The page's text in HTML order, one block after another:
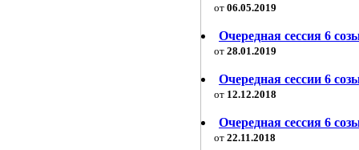
от 06.05.2019
Очередная сессия 6
от 28.01.2019
Очередная сессии 6
от 12.12.2018
Очередная сессия 6
от 22.11.2018